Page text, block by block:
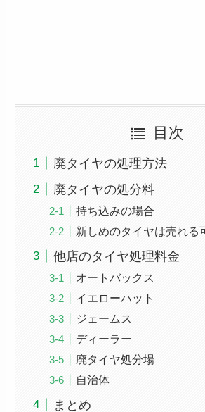
目次
廃タイヤの処理方法
廃タイヤの処分料
持ち込みの場合
新しめのタイヤは売れる
他店のタイヤ処理料金
オートバックス
イエローハット
ジェームス
ディーラー
廃タイヤ処分場
自治体
まとめ